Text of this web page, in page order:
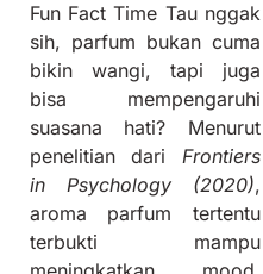
Fun Fact Time Tau nggak
sih, parfum bukan cuma
bikin wangi, tapi juga
bisa mempengaruhi
suasana hati? Menurut
penelitian dari Frontiers
in Psychology (2020),
aroma parfum tertentu
terbukti mampu